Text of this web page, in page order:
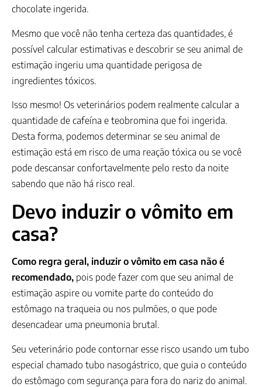
chocolate ingerida.
Mesmo que você não tenha certeza das quantidades, é
possível calcular estimativas e descobrir se seu animal de
estimação ingeriu uma quantidade perigosa de
ingredientes tóxicos.
Isso mesmo! Os veterinários podem realmente calcular a
quantidade de cafeína e teobromina que foi ingerida.
Desta forma, podemos determinar se seu animal de
estimação está em risco de uma reação tóxica ou se você
pode descansar confortavelmente pelo resto da noite
sabendo que não há risco real.
Devo induzir o vômito em
casa?
Como regra geral, induzir o vômito em casa não é
recomendado, pois pode fazer com que seu animal de
estimação aspire ou vomite parte do conteúdo do
estômago na traqueia ou nos pulmões, o que pode
desencadear uma pneumonia brutal.
Seu veterinário pode contornar esse risco usando um tubo
especial chamado tubo nasogástrico, que guia o conteúdo
do estômago com segurança para fora do nariz do animal.